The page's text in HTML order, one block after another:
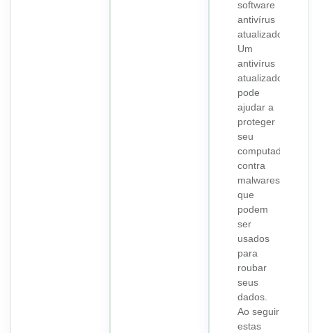
software
antivírus
atualizado:
Um
antivírus
atualizado
pode
ajudar a
proteger
seu
computador
contra
malwares
que
podem
ser
usados
para
roubar
seus
dados.
Ao seguir
estas